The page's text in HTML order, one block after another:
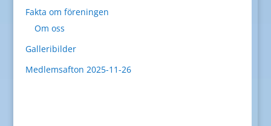
Fakta om föreningen
Om oss
Galleribilder
Medlemsafton 2025-11-26